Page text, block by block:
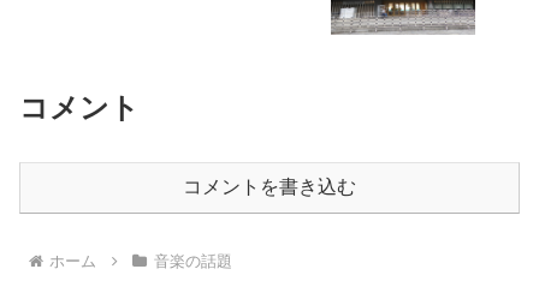
コメント
コメントを書き込む
ホーム 音楽の話題